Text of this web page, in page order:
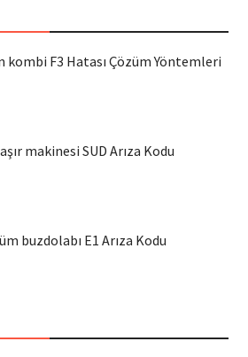
kombi F3 Hatası Çözüm Yöntemleri
makinesi SUD Arıza Kodu
buzdolabı E1 Arıza Kodu